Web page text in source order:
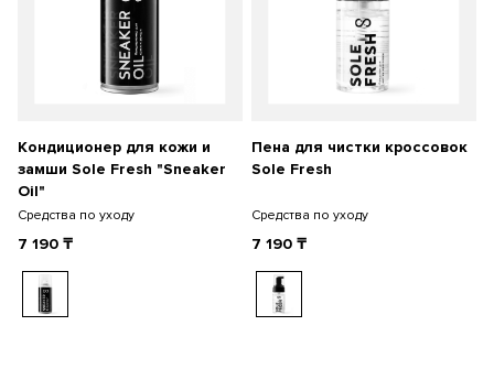
Кондиционер для кожи и
замши Sole Fresh "Sneaker
Oil"
Средства по уходу
7 190 ₸
Пена для чистки кроссовок
Sole Fresh
Средства по уходу
7 190 ₸